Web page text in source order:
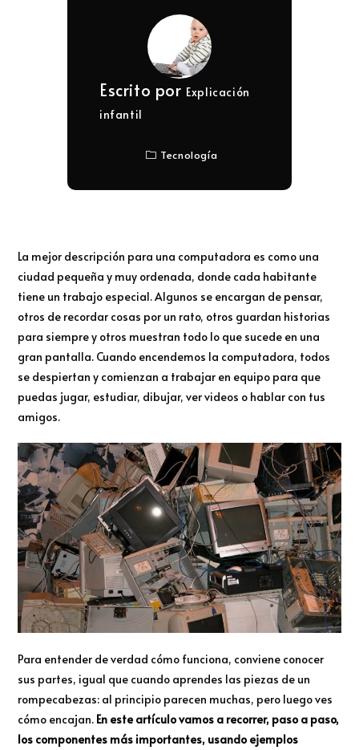
Escrito por Explicación
infantil
Tecnología
La mejor descripción para una computadora es como una
ciudad pequeña y muy ordenada, donde cada habitante
tiene un trabajo especial. Algunos se encargan de pensar,
otros de recordar cosas por un rato, otros guardan historias
para siempre y otros muestran todo lo que sucede en una
gran pantalla. Cuando encendemos la computadora, todos
se despiertan y comienzan a trabajar en equipo para que
puedas jugar, estudiar, dibujar, ver videos o hablar con tus
amigos.
Para entender de verdad cómo funciona, conviene conocer
sus partes, igual que cuando aprendes las piezas de un
rompecabezas: al principio parecen muchas, pero luego ves
cómo encajan. En este artículo vamos a recorrer, paso a paso,
los componentes más importantes, usando ejemplos